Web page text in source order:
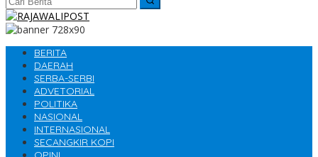
BERITA
DAERAH
SERBA-SERBI
ADVETORIAL
POLITIKA
NASIONAL
INTERNASIONAL
SECANGKIR KOPI